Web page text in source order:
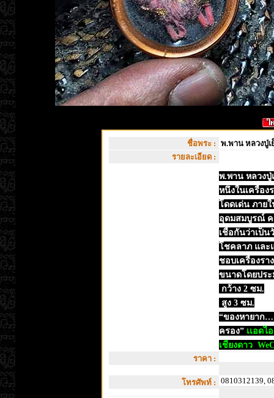
ชื่อพระ : พ.พาน หลวงปู่
รายละเอียด :
พ.พาน หลวงปู่
หนึ่งในเครื่อง
โดดเด่น ภาย
อุดมสมบูรณ์ ค
เชื่อกันว่าเป็
โชคลาภ และ
ชอบเครื่องรา
ขนาดโดยปร
กว้าง 2 ซม.
สูง 3 ซม.
“ของหายาก
ครอง” เเอด
เชียงดาว
ราคา :
โทรศัพท์ : 0810312139,